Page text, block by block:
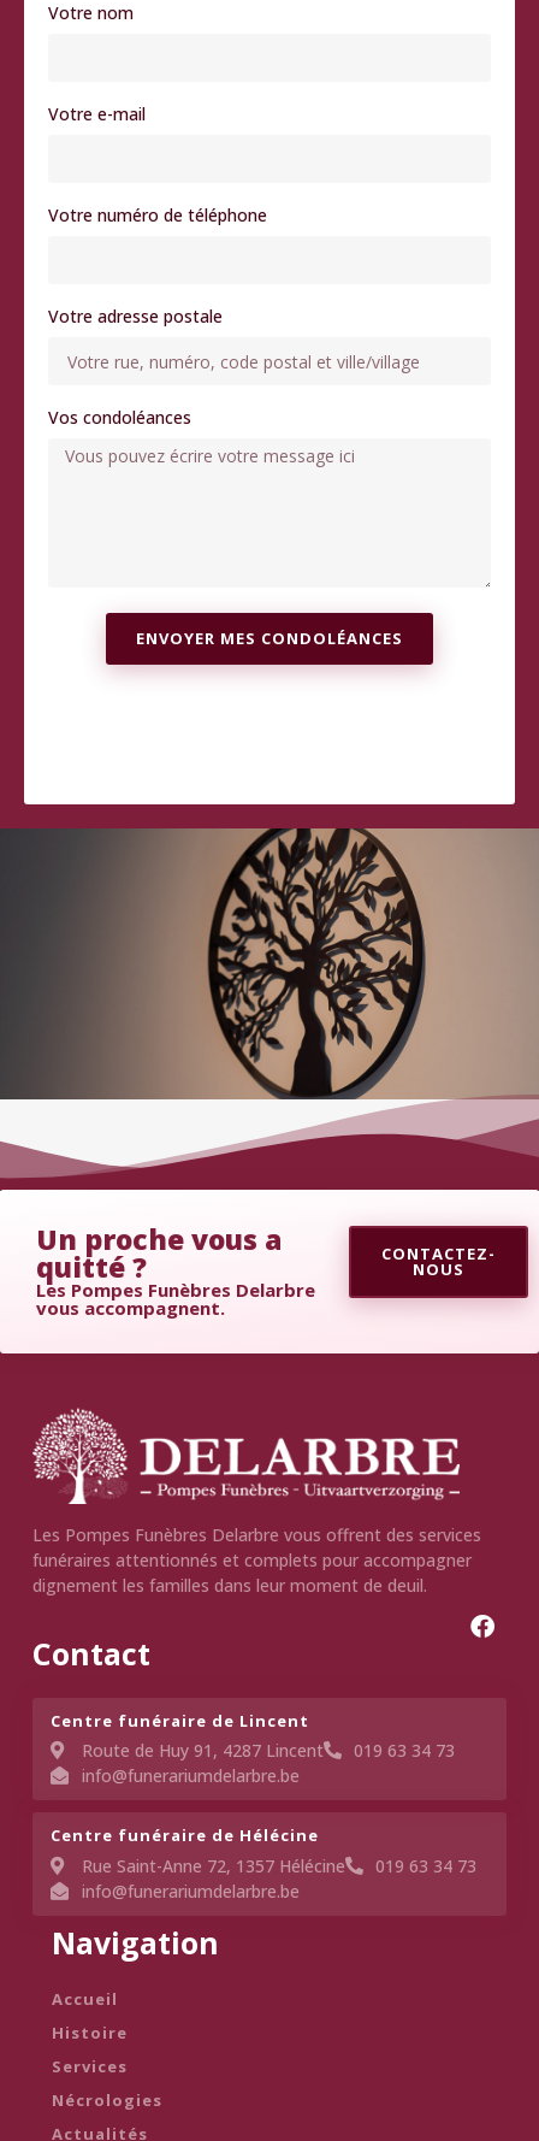
Votre nom
Votre e-mail
Votre numéro de téléphone
Votre adresse postale
Vos condoléances
ENVOYER MES CONDOLÉANCES
Un proche vous a
quitté ?
Les Pompes Funèbres Delarbre
vous accompagnent.
CONTACTEZ-
NOUS
Les Pompes Funèbres Delarbre vous offrent des services
funéraires attentionnés et complets pour accompagner
dignement les familles dans leur moment de deuil.
Navigation
Accueil
Histoire
Services
Nécrologies
Actualités
Contact
Centre funéraire de Lincent​
Route de Huy 91, 4287 Lincent
019 63 34 73
info@funerariumdelarbre.be
Centre funéraire de Hélécine
Rue Saint-Anne 72, 1357 Hélécine
019 63 34 73
info@funerariumdelarbre.be